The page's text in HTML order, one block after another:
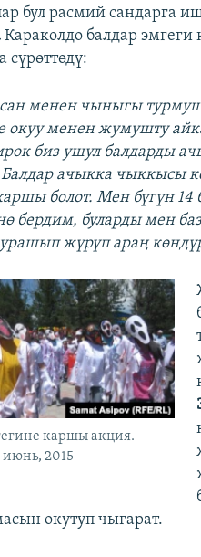
бул расмий сандарга
Караколдо балдар
менен чыныгы
окуу менен жумушту
биз ушул балдарды
ачыкка чыккысы
болот. Мен бүгүн
бердим, буларды мен
жүрүп араң
каршы акция.
2015
окутуп чыгарат.